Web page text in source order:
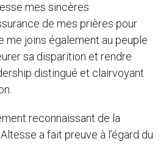
mes sincères
de mes prières pour
me joins également au peuple
sa disparition et rendre
distingué et clairvoyant
reconnaissant de la
a fait preuve à l’égard du